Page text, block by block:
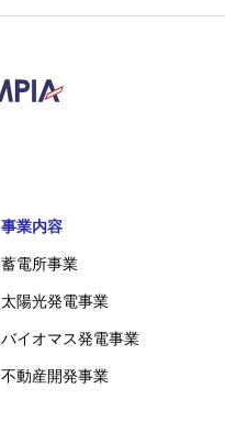
事業内容
蓄電所事業
太陽光発電事業
バイオマス発電事業
不動産開発事業